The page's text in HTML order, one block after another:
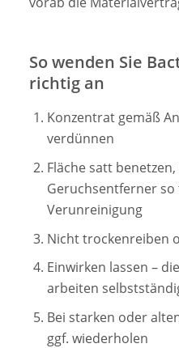
So wenden Sie
richtig an
Konzentrat gemäß
verdünnen
Fläche satt
Geruchsentferner
Verunreinigung
Nicht trockenreiben
Einwirken lassen –
arbeiten
Bei starken oder
ggf. wiederholen